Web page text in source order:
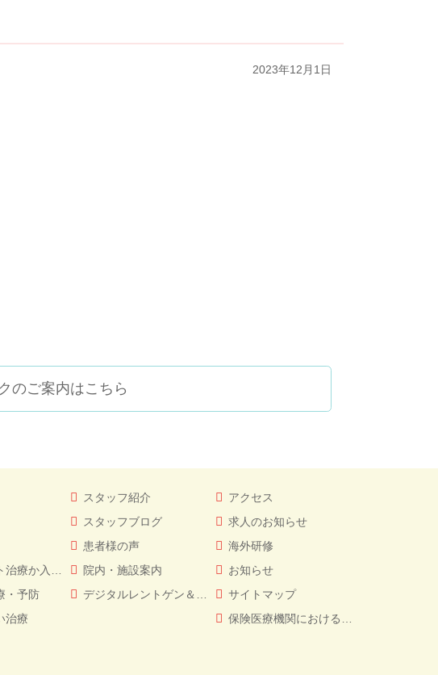
2023年12月1日
のご案内はこちら
）どっちを選ぶ！？
・予防
治療
スタッフ紹介
スタッフブログ
患者様の声
院内・施設案内
デジタルレントゲン＆CT
アクセス
求人のお知らせ
海外研修
お知らせ
サイトマップ
保険医療機関における書面掲示